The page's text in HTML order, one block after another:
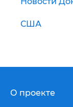
США
О проекте